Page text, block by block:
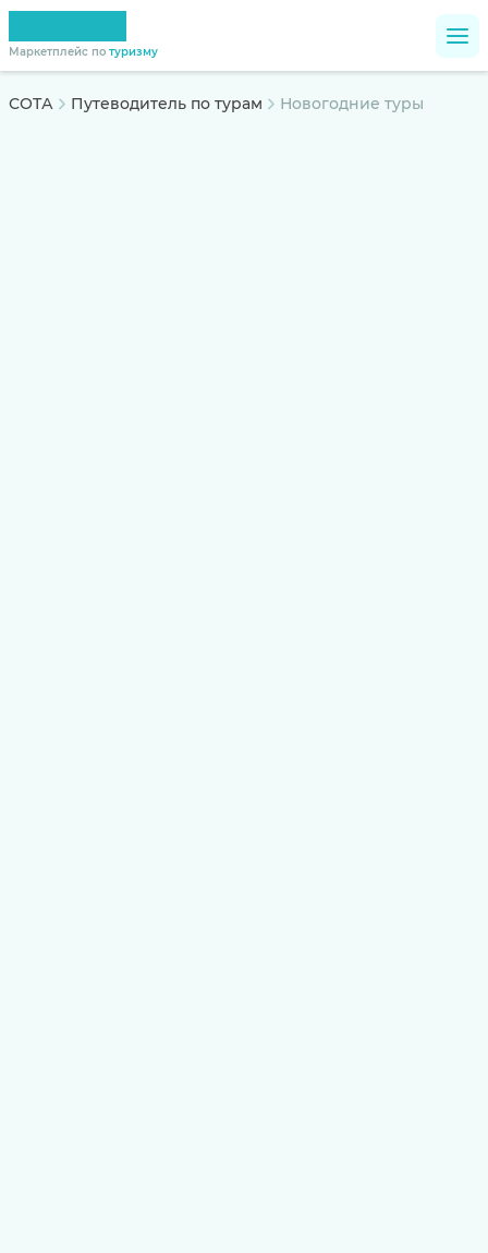
Маркетплейс по туризму
СОТА Путеводитель по турам Новогодние туры